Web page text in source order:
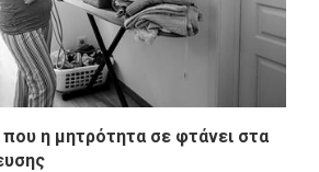
η μητρότητα σε φτάνει στα